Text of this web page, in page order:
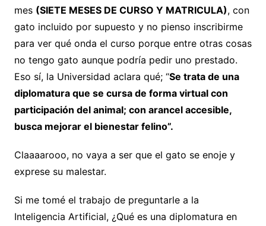
mes (SIETE MESES DE CURSO Y MATRICULA), con
gato incluido por supuesto y no pienso inscribirme
para ver qué onda el curso porque entre otras cosas
no tengo gato aunque podría pedir uno prestado.
Eso sí, la Universidad aclara qué; “Se trata de una
diplomatura que se cursa de forma virtual con
participación del animal; con arancel accesible,
busca mejorar el bienestar felino”.
Claaaarooo, no vaya a ser que el gato se enoje y
exprese su malestar.
Si me tomé el trabajo de preguntarle a la
Inteligencia Artificial, ¿Qué es una diplomatura en